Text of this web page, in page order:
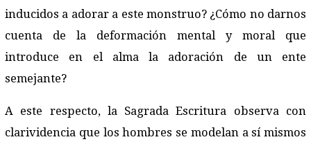
inducidos a adorar a este monstruo? ¿Cómo no darnos
cuenta de la deformación mental y moral que
introduce en el alma la adoración de un ente
semejante?
A este respecto, la Sagrada Escritura observa con
clarividencia que los hombres se modelan a sí mismos